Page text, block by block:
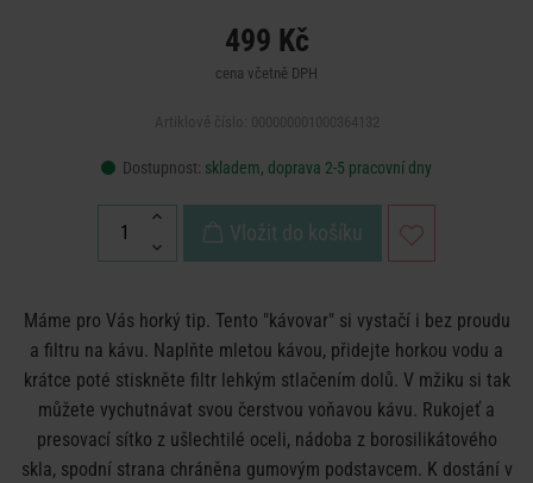
499 Kč
cena včetně DPH
Dostupnost: skladem, doprava 2-5 pracovní dny
Vložit do košíku
Máme pro Vás horký tip. Tento "kávovar" si vystačí i bez proudu
a filtru na kávu. Naplňte mletou kávou, přidejte horkou vodu a
krátce poté stiskněte filtr lehkým stlačením dolů. V mžiku si tak
můžete vychutnávat svou čerstvou voňavou kávu. Rukojeť a
presovací sítko z ušlechtilé oceli, nádoba z borosilikátového
skla, spodní strana chráněna gumovým podstavcem. K dostání v